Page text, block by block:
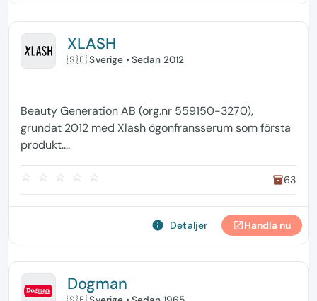
XLASH
🇸🇪 Sverige • Sedan 2012
Beauty Generation AB (org.nr 559150-3270),
grundat 2012 med Xlash ögonfransserum som första
produkt....
star_border star_border star_border star_border star_border inventory63
info Detaljer open_in_newHandla nu
Dogman